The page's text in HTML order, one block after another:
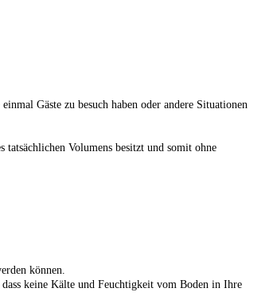
Gäste zu besuch haben oder andere Situationen
Volumens besitzt und somit ohne
können.
keine Kälte und Feuchtigkeit vom Boden in Ihre